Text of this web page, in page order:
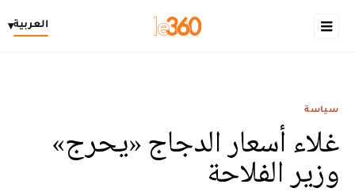
العربية▾
سياسة
غلاء أسعار الدجاج «يحرج»
وزير الفلاحة